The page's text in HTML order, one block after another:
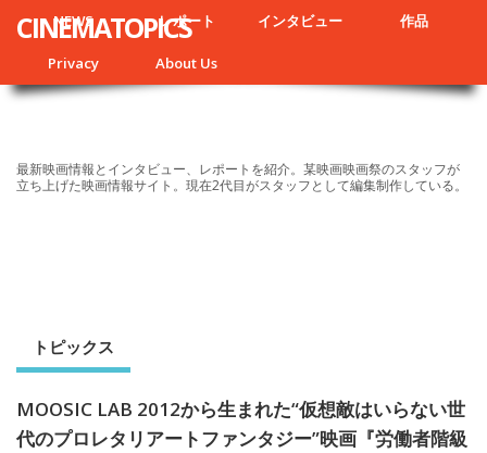
NEWS レポート インタビュー 作品
Privacy About Us
CINEMATOPICS
最新映画情報とインタビュー、レポートを紹介。某映画映画祭のスタッフが
立ち上げた映画情報サイト。現在2代目がスタッフとして編集制作している。
トピックス
MOOSIC LAB 2012から生まれた“仮想敵はいらない世
代のプロレタリアートファンタジー”映画『労働者階級